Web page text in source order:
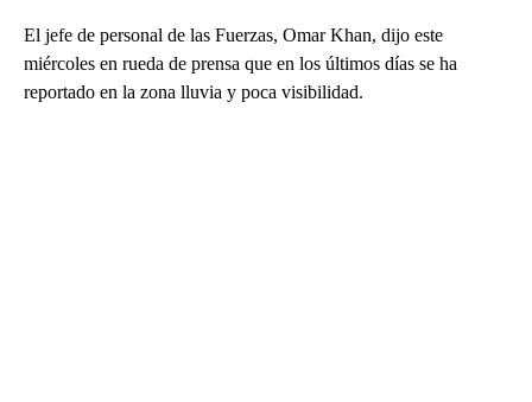
El jefe de personal de las Fuerzas, Omar Khan, dijo este
miércoles en rueda de prensa que en los últimos días se ha
reportado en la zona lluvia y poca visibilidad.